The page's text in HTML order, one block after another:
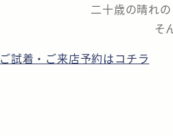
二十歳の晴れ
そ
ご試着・ご来店予約はコチラ